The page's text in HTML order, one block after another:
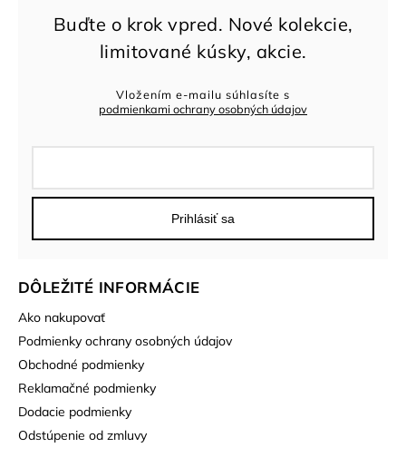
DÔLEŽITÉ INFORMÁCIE
Ako nakupovať
Podmienky ochrany osobných údajov
Obchodné podmienky
Reklamačné podmienky
Dodacie podmienky
Odstúpenie od zmluvy
Vložením e-mailu súhlasíte s
podmienkami ochrany osobných údajov
Prihlásiť sa